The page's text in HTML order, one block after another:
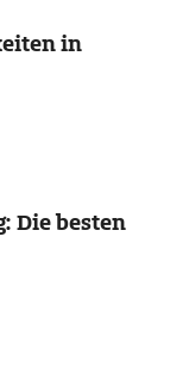
in
Die besten